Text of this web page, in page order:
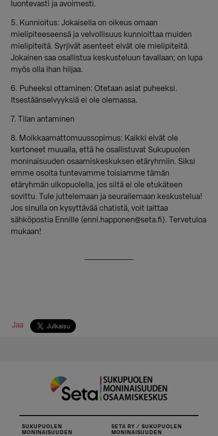
luontevasti ja avoimesti.
5. Kunnioitus: Jokaisella on oikeus omaan
mielipiteeseensä ja velvollisuus kunnioittaa muiden
mielipiteitä. Syrjivät asenteet eivät ole mielipiteitä.
Jokainen saa osallistua keskusteluun tavallaan; on lupa
myös olla ihan hiljaa.
6. Puheeksi ottaminen: Otetaan asiat puheeksi.
Itsestäänselvyyksiä ei ole olemassa.
7. Tilan antaminen
8. Moikkaamattomuussopimus: Kaikki eivät ole
kertoneet muualla, että he osallistuvat Sukupuolen
moninaisuuden osaamiskeskuksen etäryhmiin. Siksi
emme osoita tuntevamme toisiamme tämän
etäryhmän ulkopuolella, jos siitä ei ole etukäteen
sovittu. Tule juttelemaan ja seurailemaan keskustelua!
Jos sinulla on kysyttävää chatistä, voit laittaa
sähköpostia Ennille (enni.happonen@seta.fi). Tervetuloa
mukaan!
Jaa
SUKUPUOLEN
MONINAISUUDEN
SETA RY / SUKUPUOLEN
MONINAISUUDEN